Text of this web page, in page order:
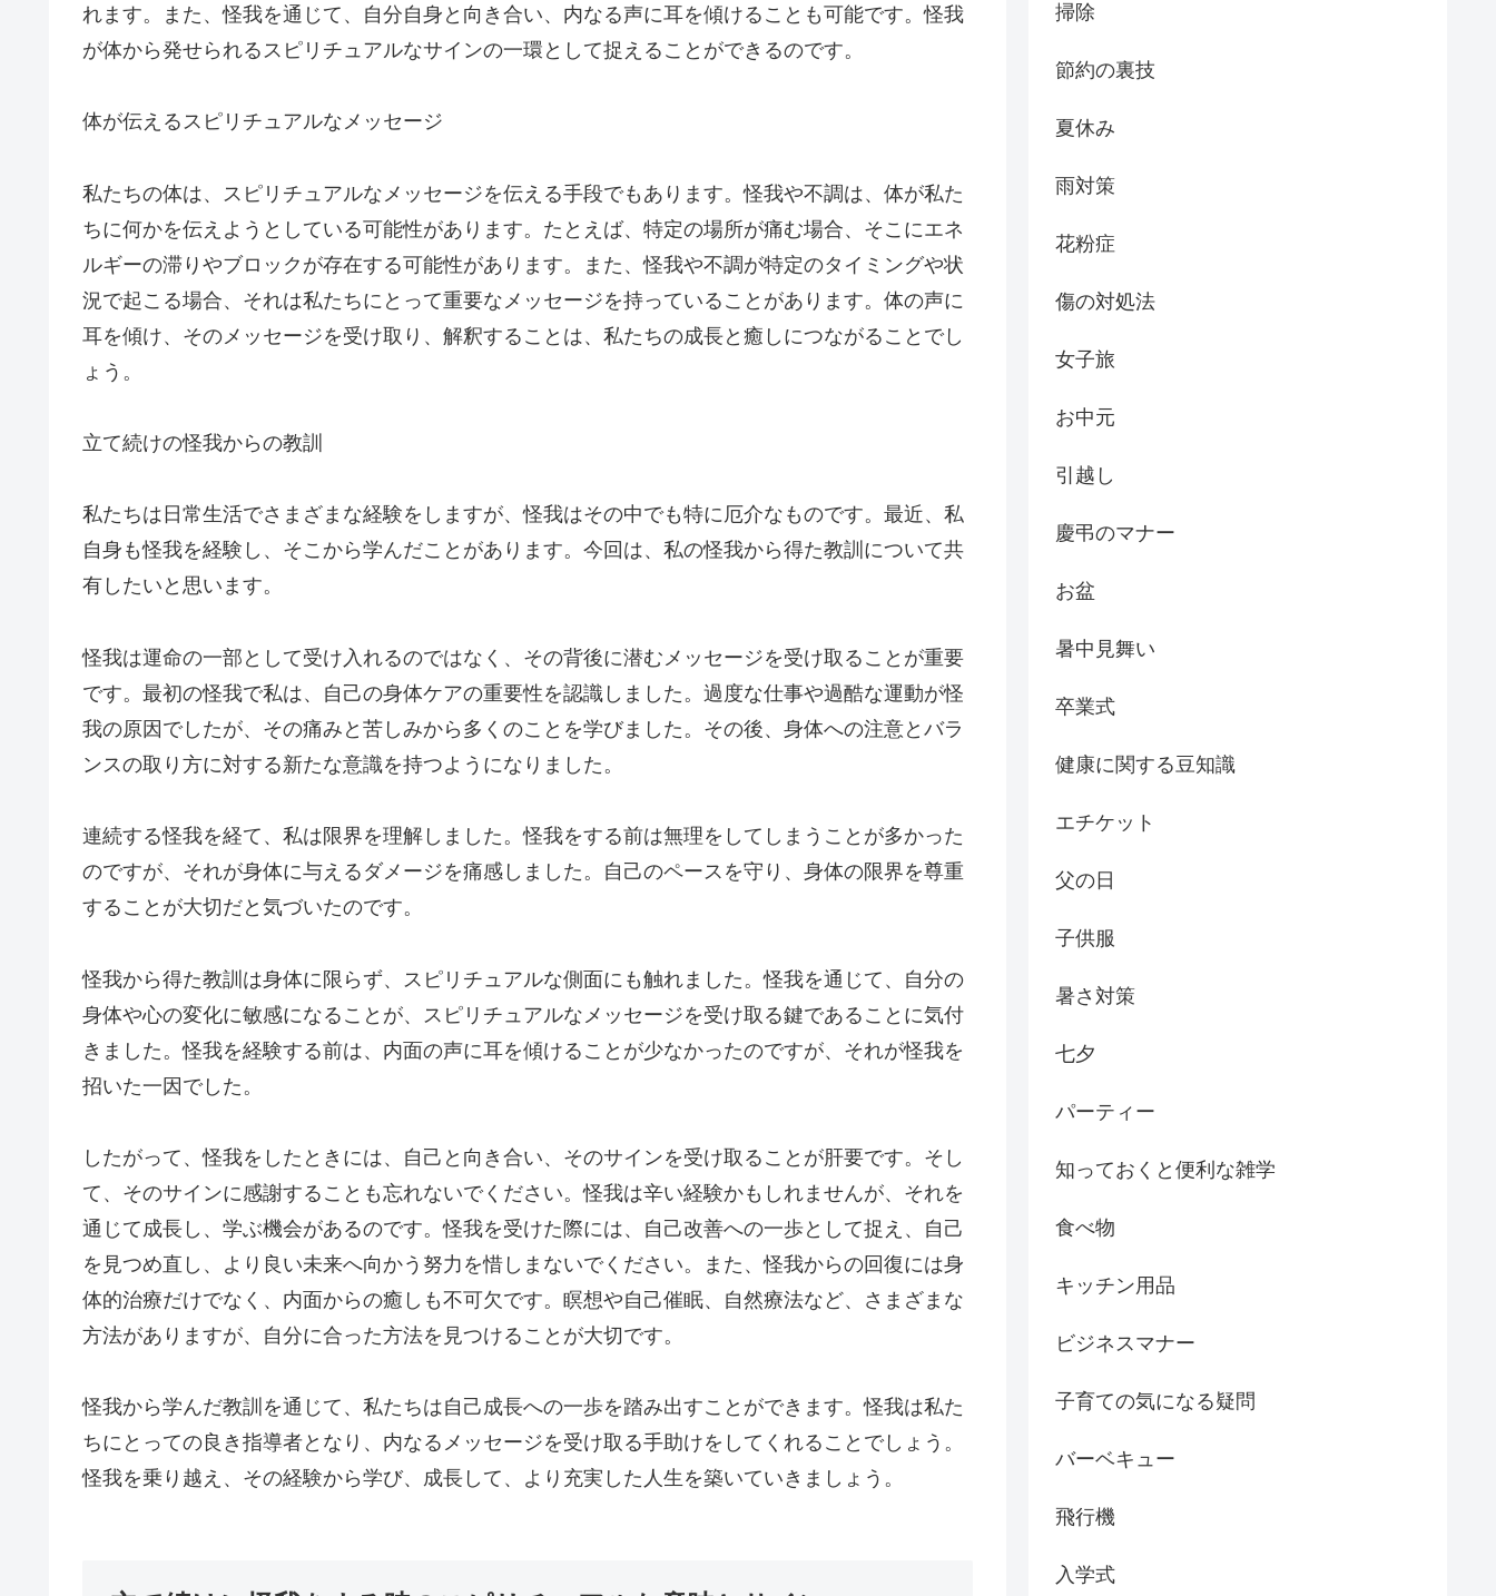
れます。また、怪我を通じて、自分自身と向き合い、内なる声に耳を傾けることも可能です。怪我
が体から発せられるスピリチュアルなサインの一環として捉えることができるのです。
体が伝えるスピリチュアルなメッセージ
私たちの体は、スピリチュアルなメッセージを伝える手段でもあります。怪我や不調は、体が私た
ちに何かを伝えようとしている可能性があります。たとえば、特定の場所が痛む場合、そこにエネ
ルギーの滞りやブロックが存在する可能性があります。また、怪我や不調が特定のタイミングや状
況で起こる場合、それは私たちにとって重要なメッセージを持っていることがあります。体の声に
耳を傾け、そのメッセージを受け取り、解釈することは、私たちの成長と癒しにつながることでし
ょう。
立て続けの怪我からの教訓
私たちは日常生活でさまざまな経験をしますが、怪我はその中でも特に厄介なものです。最近、私
自身も怪我を経験し、そこから学んだことがあります。今回は、私の怪我から得た教訓について共
有したいと思います。
怪我は運命の一部として受け入れるのではなく、その背後に潜むメッセージを受け取ることが重要
です。最初の怪我で私は、自己の身体ケアの重要性を認識しました。過度な仕事や過酷な運動が怪
我の原因でしたが、その痛みと苦しみから多くのことを学びました。その後、身体への注意とバラ
ンスの取り方に対する新たな意識を持つようになりました。
連続する怪我を経て、私は限界を理解しました。怪我をする前は無理をしてしまうことが多かった
のですが、それが身体に与えるダメージを痛感しました。自己のペースを守り、身体の限界を尊重
することが大切だと気づいたのです。
怪我から得た教訓は身体に限らず、スピリチュアルな側面にも触れました。怪我を通じて、自分の
身体や心の変化に敏感になることが、スピリチュアルなメッセージを受け取る鍵であることに気付
きました。怪我を経験する前は、内面の声に耳を傾けることが少なかったのですが、それが怪我を
招いた一因でした。
したがって、怪我をしたときには、自己と向き合い、そのサインを受け取ることが肝要です。そし
て、そのサインに感謝することも忘れないでください。怪我は辛い経験かもしれませんが、それを
通じて成長し、学ぶ機会があるのです。怪我を受けた際には、自己改善への一歩として捉え、自己
を見つめ直し、より良い未来へ向かう努力を惜しまないでください。また、怪我からの回復には身
体的治療だけでなく、内面からの癒しも不可欠です。瞑想や自己催眠、自然療法など、さまざまな
方法がありますが、自分に合った方法を見つけることが大切です。
怪我から学んだ教訓を通じて、私たちは自己成長への一歩を踏み出すことができます。怪我は私た
ちにとっての良き指導者となり、内なるメッセージを受け取る手助けをしてくれることでしょう。
怪我を乗り越え、その経験から学び、成長して、より充実した人生を築いていきましょう。
掃除
節約の裏技
夏休み
雨対策
花粉症
傷の対処法
女子旅
お中元
引越し
慶弔のマナー
お盆
暑中見舞い
卒業式
健康に関する豆知識
エチケット
父の日
子供服
暑さ対策
七夕
パーティー
知っておくと便利な雑学
食べ物
キッチン用品
ビジネスマナー
子育ての気になる疑問
バーベキュー
飛行機
入学式